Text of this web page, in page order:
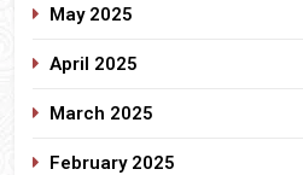
May 2025
April 2025
March 2025
February 2025